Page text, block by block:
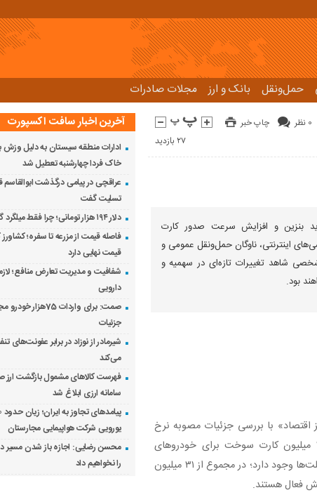
حمل‌و‌نقل بانک و ارز مجلات صادرات
چاپ خبر
0 نظر
27 بازدید
بنزین و افزایش سرعت صدور کارت
اینترنتی، ناوگان حمل‌ونقل عمومی و
شاهد تغییرات تازه‌ای در سهمیه و
بود.
تلویزیونی «میز اقتصاد» با بررسی جزئیات مصوبه نرخ
سوم بنزین و تنوع سبد سوخت اظهار کرد: هم‌اکنون ۲۵ میلیون کارت سوخت برای خودروهای
شخصی و سواری و ۶ میلیون کارت سوخت برای موتورسیکلت‌ها وجود دارد؛ در مجموع از ۳۱ میلیون
آخرین اخبار سافت اکسپورت
ادارات منطقه سیستان به دلیل وزش
خاک فردا چهارشنبه تعطیل شد
عراقچی در پیامی درگذشت ابوالقاسم
تسلیت گفت
دلار ۱۹۴ هزار تومانی؛ چرا فقط میلگرد گران شد؟
فاصله قیمت از مزرعه تا سفره؛
قیمت نهایی دارد
شفافیت و مدیریت تعارض منافع؛
دارویی
صمت: برای واردات
جزئیات
شیرمادر از نوزاد در برابر
می‌کند
فهرست کالاهای مشمول بازگشت ارز
سامانه ارزی ابلاغ شد
یورویی شرکت هواپیمایی مجارستان
محسن رضایی: اجازه باز شدن مسیر
را نخواهیم داد